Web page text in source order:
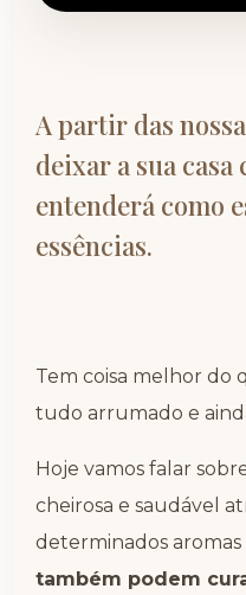
A partir das
deixar a sua casa
entenderá como
essências.
Tem coisa melhor do
tudo arrumado e
Hoje vamos falar
cheirosa e saudável
determinados aromas
também podem